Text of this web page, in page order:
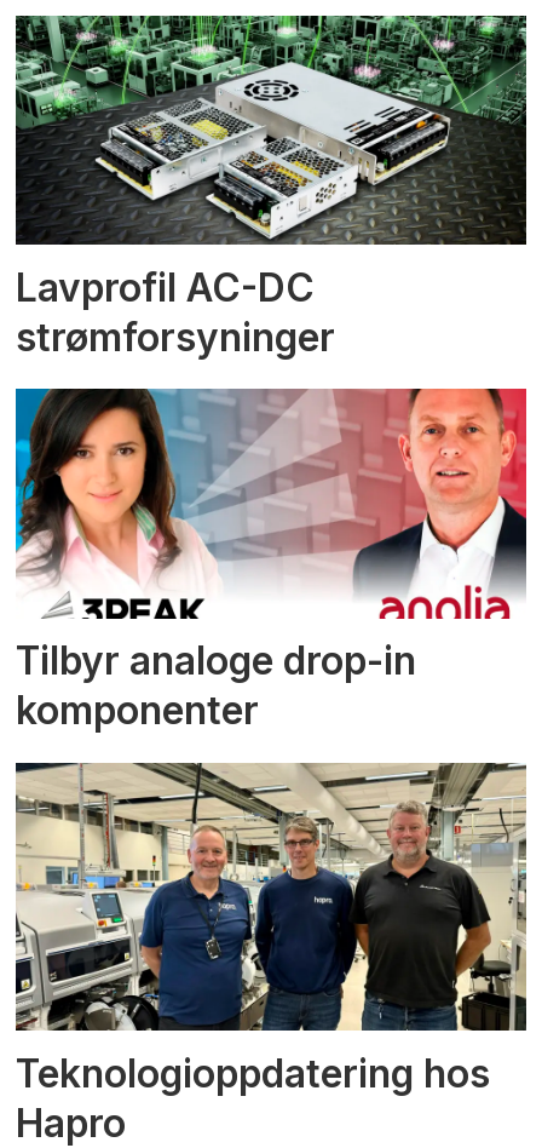
Lavprofil AC-DC
strømforsyninger
Tilbyr analoge drop-in
komponenter
Teknologioppdatering hos
Hapro